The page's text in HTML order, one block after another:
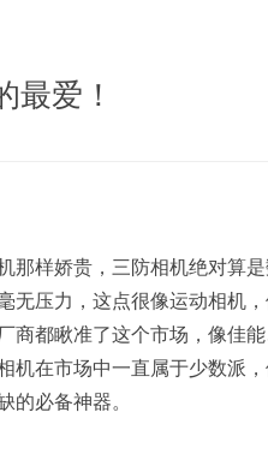
爱！
那样娇贵，三防相机绝对算
无压力，这点很像运动相机
商都瞅准了这个市场，像佳
机在市场中一直属于少数派
必备神器。